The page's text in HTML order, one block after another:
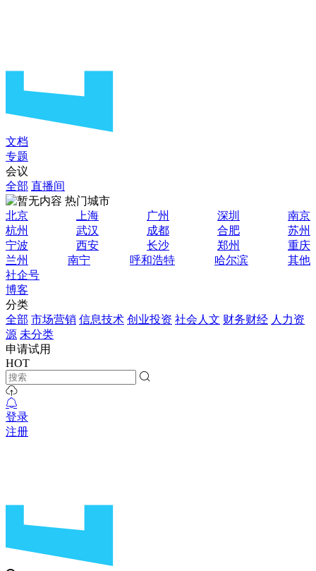
文档
专题
会议
全部 直播间
热门城市
北京
上海 广州 深圳
南京
杭州
武汉 成都 合肥
苏州
宁波
西安 长沙 郑州
重庆
兰州
南宁 呼和浩特 哈尔滨
其他
社企号
博客
分类
全部 市场营销 信息技术 创业投资 社会人文 财务财经 人力资
源 未分类
申请试用
HOT
登录
注册